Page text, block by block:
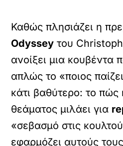
Καθώς πλησιάζει η
Odyssey του
ανοίξει μια κουβέντα
απλώς το «ποιος
κάτι βαθύτερο: το πώς
θεάματος μιλάει για
«σεβασμό στις
εφαρμόζει αυτούς